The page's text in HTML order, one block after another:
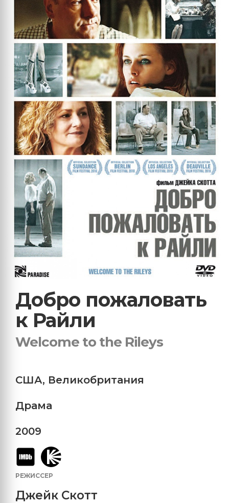
Добро пожаловать
к Райли
Welcome to the Rileys
США, Великобритания
Драма
2009
РЕЖИССЕР
Джейк Скотт